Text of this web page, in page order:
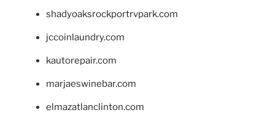
shadyoaksrockportrvpark.com
jccoinlaundry.com
kautorepair.com
marjaeswinebar.com
elmazatlanclinton.com